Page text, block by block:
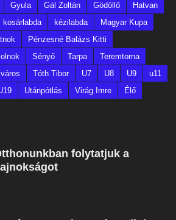
Gyula Gál Zoltán Gödöllő
Hatvan
kosárlabda kézilabda
Magyar Kupa
Pénzesné Balázs Kitti
Sényő Tarpa
Teremtorna
Tóth Tibor U7 U8 U9
u11
Utánpótlás Virág Imre
Élő
folytatjuk a